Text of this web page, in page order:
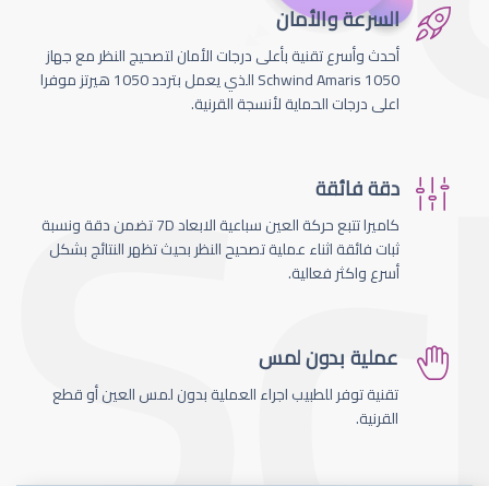
السرعة والأمان
أحدث وأسرع تقنية بأعلى درجات الأمان لتصحيج النظر مع جهاز
Schwind Amaris 1050 الذي يعمل بتردد 1050 هيرتز موفرا
اعلى درجات الحماية لأنسجة القرنية.
دقة فائقة
كاميرا تتبع حركة العين سباعية الابعاد 7D تضمن دقة ونسبة
ثبات فائقة اثناء عملية تصحيح النظر بحيث تظهر النتائج بشكل
أسرع واكثر فعالية.
عملية بدون لمس
تقنية توفر للطبيب اجراء العملية بدون لمس العين أو قطع
القرنية.